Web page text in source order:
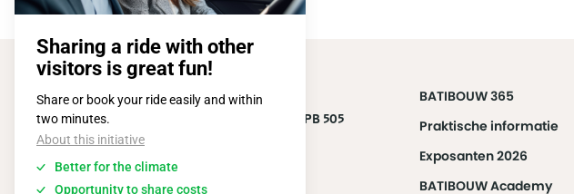
FISA OPERATIONS
ATOMIUMSQUARE, 1 PB 505
BATIBOUW 365
Praktische informatie
Exposanten 2026
BATIBOUW Academy